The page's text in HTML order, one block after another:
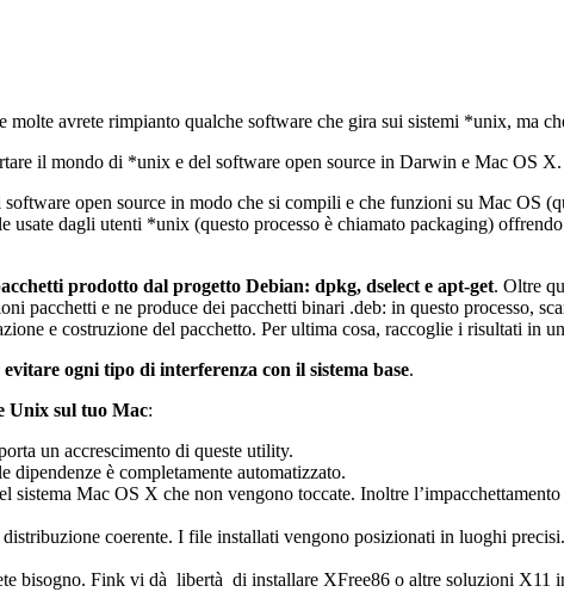
molte avrete rimpianto qualche software che gira sui sistemi *unix, ma
il mondo di *unix e del software open source in Darwin e Mac OS X.
open source in modo che si compili e che funzioni su Mac OS
dagli utenti *unix (questo processo è chiamato packaging)
prodotto dal progetto Debian: dpkg, dselect e apt-get. Oltre
pacchetti e ne produce dei pacchetti binari .deb: in questo processo,
e costruzione del pacchetto. Per ultima cosa, raccoglie i risultati in
ogni tipo di interferenza con il sistema base.
Unix sul tuo Mac:
un accrescimento di queste utility.
è completamente automatizzato.
Mac OS X che non vengono toccate. Inoltre
coerente. I file installati vengono posizionati in luoghi
bisogno. Fink vi dà libertà di installare XFree86 o altre soluzioni X11